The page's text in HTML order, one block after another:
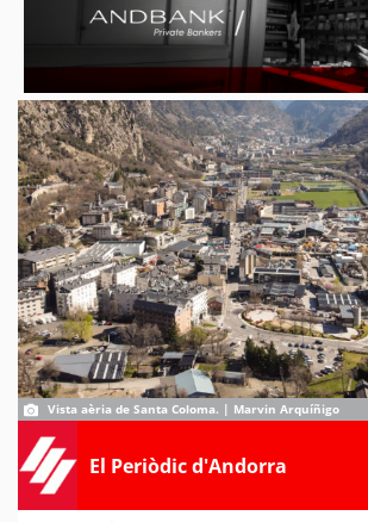
Vista aèria de Santa Coloma. | Marvin Arquíñigo
El Periòdic d'Andorra